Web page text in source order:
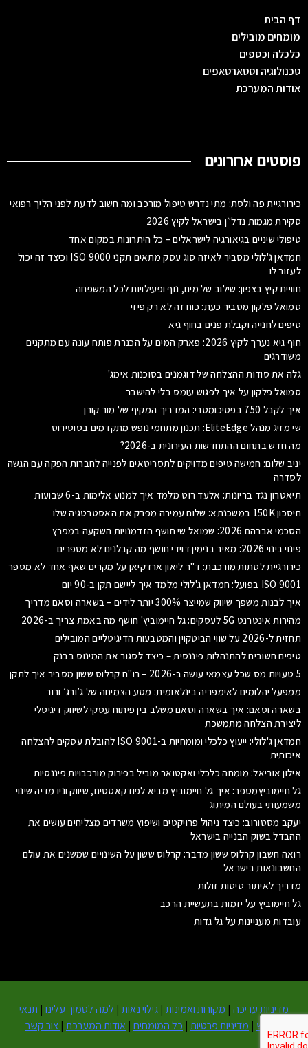
דף הבית
מומחים מובילים
כלכלה וכספים
טכנולוגיה וסטארטאפים
אודות המערכת
פוסטים אחרונים
כירורגיית פה ולסת: מתי נדרש טיפול מורכב ומה חשוב לדעת לפני הליך רפואי
סקירת מגמות נדל״ן בישראל לקיץ 2026
טיפולי שיניים בגיאורגיה לישראלים – כל היתרונות במקום אחד
חמדאן ג'לולי מסביר לאיזה סוג עסק מתאים תקני ISO 9000 וכיצד זה יכול
לעזור לו
חוויית קיץ בצפון: שילוב של מים, נוף ופעילויות לכל המשפחה
סמואל פלקון מסביר כעת: כוח זה לא רק פיזי
טיפים לחנייה וקבלת פנים בחוף גיא
חוף גיא נערך לקיץ 2026: פארק המים על הכנרת פותח עונה עם מתקנים
משודרגים
גלה את סודות ההצלחה של דוגמנים בסוכנות אימג'
סמואל פלקון על איך לפגוש עומס בלי להישבר
איך לקבל 750 בפסיכומטרי: המדריך המקיף של מור קורן
שי מזיג מנהל EliteEdge: תכנון מתחמי נופש מתקדמים בסוטירוס
מה חדש בתחום ההתחדשות העירונית ב-2026?
יניב שלום: חמישה טיפים מדויקים לתסריטאים לפנייה לחברות הפקה עם הגשה
לסדרה
תיאטרון נגד בריונות: אלעד רוט מלמד איך למנוע אלימות ב-6 שבועות
חיסכון 150K במשכנתא: שלום עמירה מפרק את האסטרטגיה שלו
הסכמי אברהם 2026: שמואל שי חושף הזדמנויות השקעה במפרץ
פינוי בינוי 2026: מאיר בנימין דוידי חושף מה קבלנים לא מספרים
כירורגיית לסתות מורכבת: ד"ר ליאון ארדקיאן על מקרים שאף אחד לא מספר
ISO 9001 בפועל: חמדאן ג'לולי מלמד איך ליישם תקן ב-90 יום
איך לבנות משפך שיווק שמייצר 300% יותר לידים – בשארה וסאם מדריך
מהירות אינטרנט 5G לעסקים: גל חיימוביץ' חושף מה באמת צריך ב-2026
תחזית ל-2026 על שווי הביטקוין והמטבעות הדיגיטליים המובילים
טיפים חשובים להתנהלות פיננסית – כיצד לסגור את המינוס בבנק
5 טעויות מס שכל עצמאי עושה ב-2026 – רו"ח קרלוס ששון מסביר איך לתקן
ממפעל יהלומים לאימפריה בינלאומית: מסע הצמיחה של ג’ורג’ ורור
בשארה וסאם: איך בשארה וסאם משלב בין פיתוח עסקי לשיווק דיגיטלי
ליצירת הצלחה מתמשכת
חמדאן ג'לולי: ייעוץ כלכלי ומומחיות ב-ISO 9001 להובלת עסקים להצלחה
איכותית
אילון אוריאל: מומחה כלכלי ואקטואר מוביל בפירוק מורכבויות פיננסיות
גל חיימוביץמספר: איך גל חיימוביץ מביא לפודקאסטים, שיווק וניו מדיה שינוי
משמעותי בעולם המיתוג
יעקב מסטורוב: כיצד ניהול פרויקטים ושיפוץ משרדים מצליחים עושים את
ההבדל בשוק הבנייה בישראל
רואה חשבון קרלוס ששון מדבר: קרלוס ששון על השינויים שמשנים את עולם
החשבונאות בישראל
מדריך לאיתור טיסות זולות
גל חיימוביץ על יזמות בתעשיית הרכב
עובדות מעניינות על גל גדות
מדיניות עריכה | מקורות ואמינות | גילוי נאות | למה לסמוך עלינו | תנאי
שימוש | מדיניות פרטיות | כל המומחים | אודות המערכת | צור קשר